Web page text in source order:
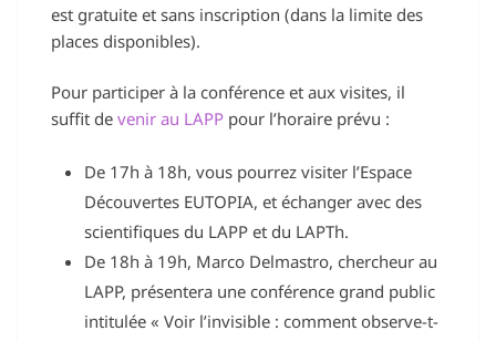
est gratuite et sans inscription (dans la limite des
places disponibles).
Pour participer à la conférence et aux visites, il
suffit de venir au LAPP pour l’horaire prévu :
De 17h à 18h, vous pourrez visiter l’Espace
Découvertes EUTOPIA, et échanger avec des
scientifiques du LAPP et du LAPTh.
De 18h à 19h, Marco Delmastro, chercheur au
LAPP, présentera une conférence grand public
intitulée « Voir l’invisible : comment observe-t-